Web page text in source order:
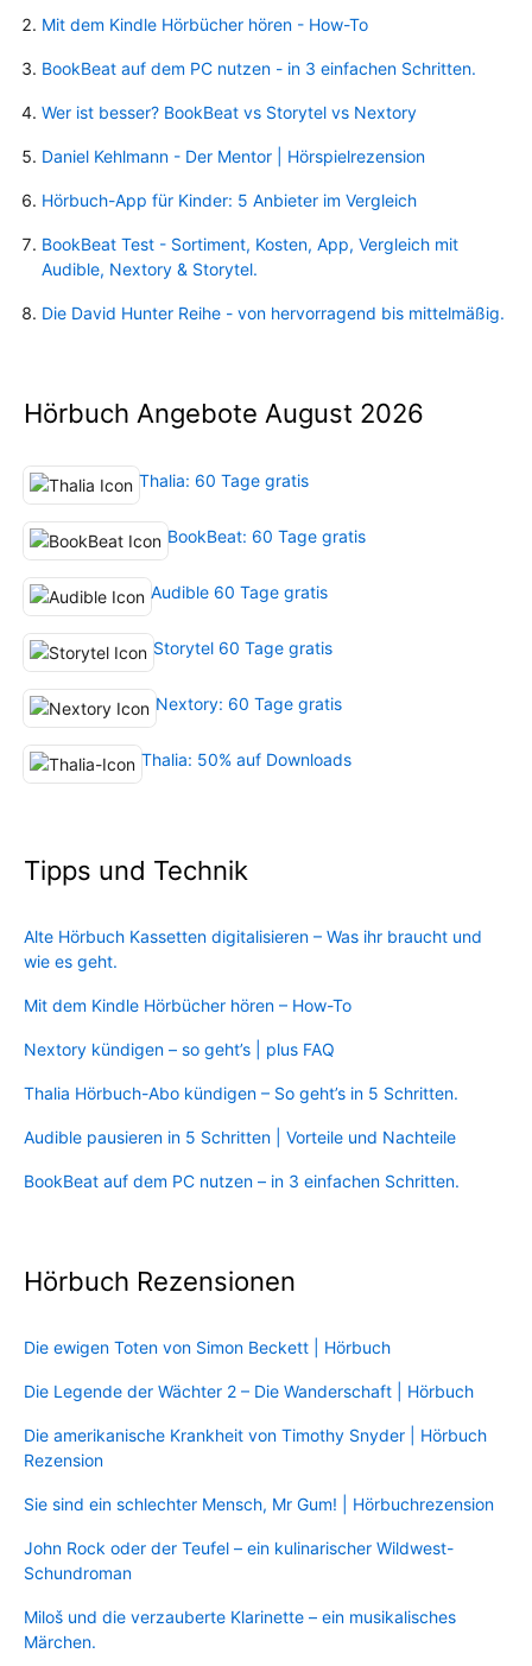
Mit dem Kindle Hörbücher hören - How-To
BookBeat auf dem PC nutzen - in 3 einfachen Schritten.
Wer ist besser? BookBeat vs Storytel vs Nextory
Daniel Kehlmann - Der Mentor | Hörspielrezension
Hörbuch-App für Kinder: 5 Anbieter im Vergleich
BookBeat Test - Sortiment, Kosten, App, Vergleich mit
Audible, Nextory & Storytel.
Die David Hunter Reihe - von hervorragend bis mittelmäßig.
Hörbuch Angebote August 2026
Thalia: 60 Tage gratis
BookBeat: 60 Tage gratis
Audible 60 Tage gratis
Storytel 60 Tage gratis
Nextory: 60 Tage gratis
Thalia: 50% auf Downloads
Tipps und Technik
Alte Hörbuch Kassetten digitalisieren – Was ihr braucht und
wie es geht.
Mit dem Kindle Hörbücher hören – How-To
Nextory kündigen – so geht’s | plus FAQ
Thalia Hörbuch-Abo kündigen – So geht’s in 5 Schritten.
Audible pausieren in 5 Schritten | Vorteile und Nachteile
BookBeat auf dem PC nutzen – in 3 einfachen Schritten.
Hörbuch Rezensionen
Die ewigen Toten von Simon Beckett | Hörbuch
Die Legende der Wächter 2 – Die Wanderschaft | Hörbuch
Die amerikanische Krankheit von Timothy Snyder | Hörbuch
Rezension
Sie sind ein schlechter Mensch, Mr Gum! | Hörbuchrezension
John Rock oder der Teufel – ein kulinarischer Wildwest-
Schundroman
Miloš und die verzauberte Klarinette – ein musikalisches
Märchen.